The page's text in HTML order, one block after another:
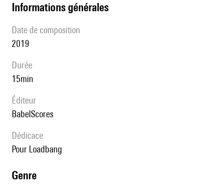
informations générales
date de composition
2019
durée
15min
éditeur
BabelScores
Dédicace
pour Loadbang
genre